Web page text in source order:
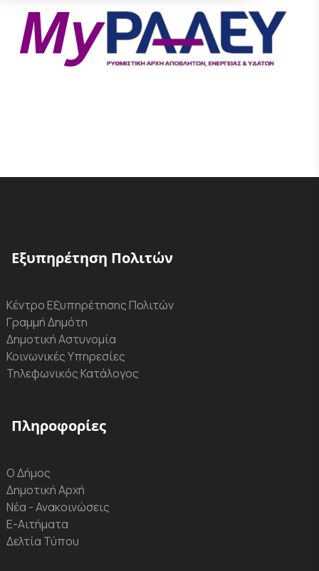
Εξυπηρέτηση Πολιτών
Κέντρο Εξυπηρέτησης Πολιτών
Γραμμή Δημότη
Δημοτική Αστυνομία
Κοινωνικές Υπηρεσίες
Τηλεφωνικός Κατάλογος
Πληροφορίες
Ο Δήμος
Δημοτική Αρχή
Νέα - Ανακοινώσεις
Ε-Αιτήματα
Δελτία Τύπου